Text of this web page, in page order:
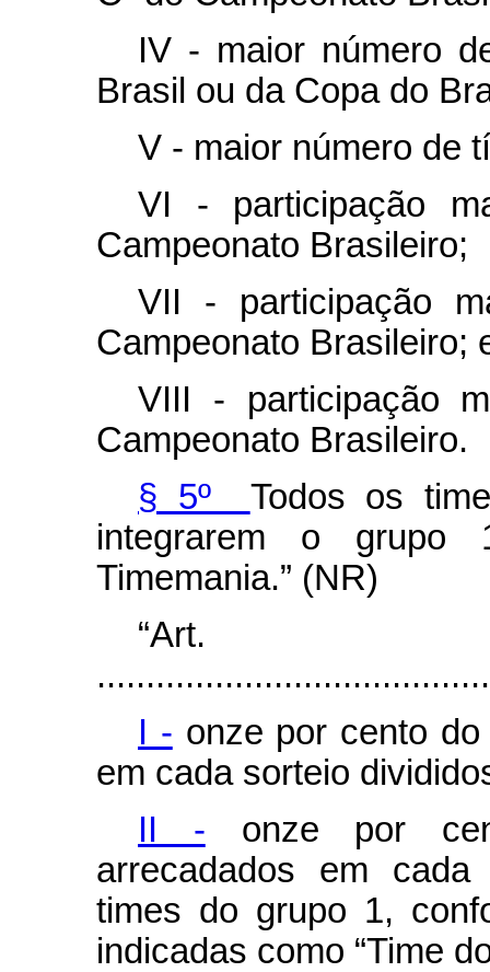
IV - maior número
Brasil ou da Copa do
V - maior número de
VI - participação
Campeonato Brasileiro;
VII - participação
Campeonato Brasileiro;
VIII - participação
Campeonato Brasileiro.
§ 5º Todos os
integrarem o grupo
Timemania.” (NR)
I - onze por cento
em cada sorteio
II - onze por
arrecadados em
times do grupo 1,
indicadas como “Time